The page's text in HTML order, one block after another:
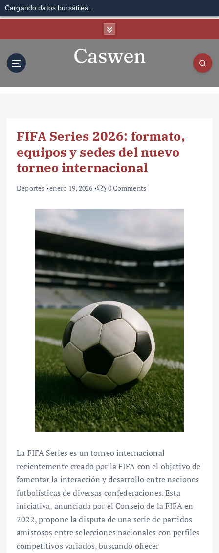
Cargando datos bursátiles...
FIFA Series 2026: formato,
equipos y sedes del nuevo
torneo internacional
Deportes enero 19, 2026 0 Comments
La FIFA Series es un torneo internacional
recientemente creado por la FIFA con el objetivo de
fomentar la interacción y desarrollo entre naciones
futbolísticas de diversas confederaciones. Esta
iniciativa, anunciada por el Consejo de la FIFA en
2022, propone la disputa de una serie de partidos
amistosos entre selecciones nacionales con perfiles
competitivos variados, buscando ofrecer